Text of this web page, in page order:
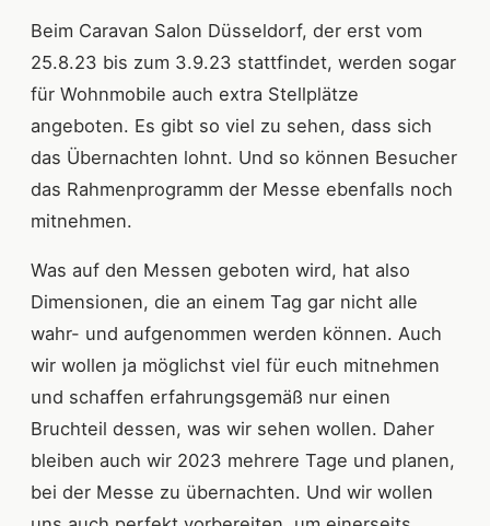
Beim Caravan Salon Düsseldorf, der erst vom
25.8.23 bis zum 3.9.23 stattfindet, werden sogar
für Wohnmobile auch extra Stellplätze
angeboten. Es gibt so viel zu sehen, dass sich
das Übernachten lohnt. Und so können Besucher
das Rahmenprogramm der Messe ebenfalls noch
mitnehmen.
Was auf den Messen geboten wird, hat also
Dimensionen, die an einem Tag gar nicht alle
wahr- und aufgenommen werden können. Auch
wir wollen ja möglichst viel für euch mitnehmen
und schaffen erfahrungsgemäß nur einen
Bruchteil dessen, was wir sehen wollen. Daher
bleiben auch wir 2023 mehrere Tage und planen,
bei der Messe zu übernachten. Und wir wollen